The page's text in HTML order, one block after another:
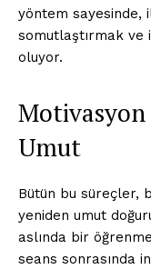
yöntem sayesinde,
somutlaştırmak
oluyor.
Motivasyon
Umut
Bütün bu süreçler,
yeniden umut
aslında bir
seans sonrasında